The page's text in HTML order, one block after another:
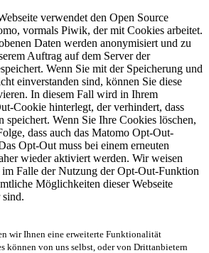
verwendet den Open Source
vormals Piwik, der mit Cookies arbeitet.
Daten werden anonymisiert und zu
Auftrag auf dem Server der
Wenn Sie mit der Speicherung und
einverstanden sind, können Sie diese
In diesem Fall wird in Ihrem
Cookie hinterlegt, der verhindert, dass
speichert. Wenn Sie Ihre Cookies löschen,
dass auch das Matomo Opt-Out-
Opt-Out muss bei einem erneuten
wieder aktiviert werden. Wir weisen
im Falle der Nutzung der Opt-Out-Funktion
Möglichkeiten dieser Webseite
wir Ihnen eine erweiterte Funktionalität
können von uns selbst, oder von Drittanbietern